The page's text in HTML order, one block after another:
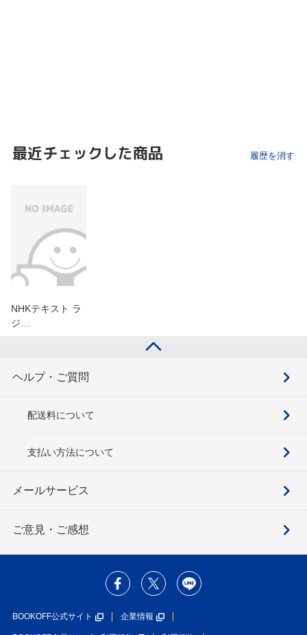
最近チェックした商品 履歴を消す
NHKテキスト ラ
ジ…
ヘルプ・ご質問
配送料について
支払い方法について
メールサービス
ご意見・ご感想
BOOKOFF公式サイト 企業情報